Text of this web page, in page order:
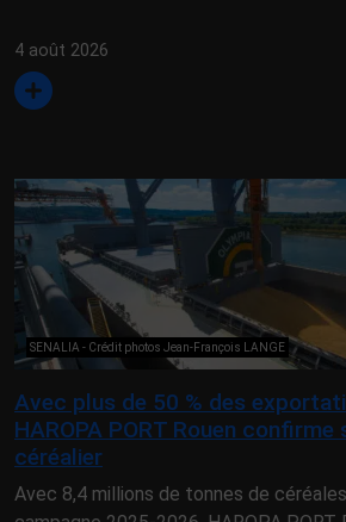
4 août 2026
SENALIA - Crédit photos Jean-François LANGE
Avec plus de 50 % des
HAROPA PORT Rouen confirme
céréalier
Avec 8,4 millions de tonnes de